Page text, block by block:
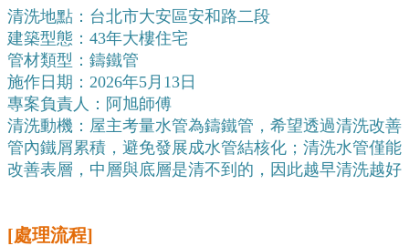
清洗地點：台北市大安區安和路二段
建築型態：43年大樓住宅
管材類型：鑄鐵管
施作日期：2026年5月13日
專案負責人：阿旭師傅
清洗動機：屋主考量水管為鑄鐵管，希望透過清洗改善
管內鐵屑累積，避免發展成水管結核化；清洗水管僅能
改善表層，中層與底層是清不到的，因此越早清洗越好
[處理流程]